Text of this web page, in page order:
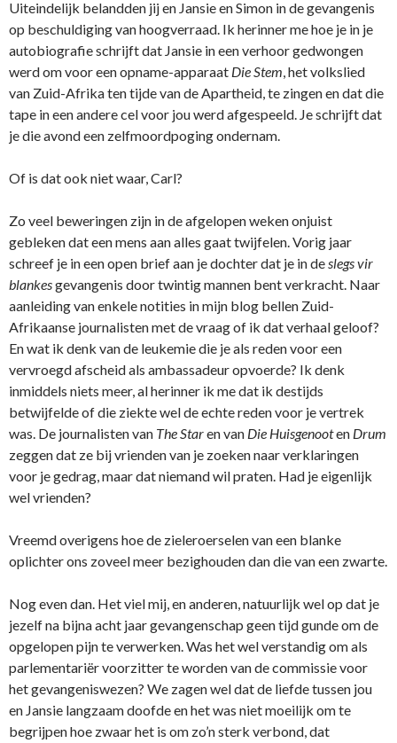
Uiteindelijk belandden jij en Jansie en Simon in de gevangenis
op beschuldiging van hoogverraad. Ik herinner me hoe je in je
autobiografie schrijft dat Jansie in een verhoor gedwongen
werd om voor een opname-apparaat Die Stem, het volkslied
van Zuid-Afrika ten tijde van de Apartheid, te zingen en dat die
tape in een andere cel voor jou werd afgespeeld. Je schrijft dat
je die avond een zelfmoordpoging ondernam.
Of is dat ook niet waar, Carl?
Zo veel beweringen zijn in de afgelopen weken onjuist
gebleken dat een mens aan alles gaat twijfelen. Vorig jaar
schreef je in een open brief aan je dochter dat je in deslegs vir
blankesgevangenis door twintig mannen bent verkracht. Naar
aanleiding van enkele notities in mijn blog bellen Zuid-
Afrikaanse journalisten met de vraag of ik dat verhaal geloof?
En wat ik denk van de leukemie die je als reden voor een
vervroegd afscheid als ambassadeur opvoerde? Ik denk
inmiddels niets meer, al herinner ik me dat ik destijds
betwijfelde of die ziekte wel de echte reden voor je vertrek
was. De journalisten van The Staren van Die Huisgenooten Drum
zeggen dat ze bij vrienden van je zoeken naar verklaringen
voor je gedrag, maar dat niemand wil praten. Had je eigenlijk
wel vrienden?
Vreemd overigens hoe de zieleroerselen van een blanke
oplichter ons zoveel meer bezighouden dan die van een zwarte.
Nog even dan. Het viel mij, en anderen, natuurlijk wel op dat je
jezelf na bijna acht jaar gevangenschap geen tijd gunde om de
opgelopen pijn te verwerken. Was het wel verstandig om als
parlementariër voorzitter te worden van de commissie voor
het gevangeniswezen? We zagen wel dat de liefde tussen jou
en Jansie langzaam doofde en het was niet moeilijk om te
begrijpen hoe zwaar het is om zo’n sterk verbond, dat